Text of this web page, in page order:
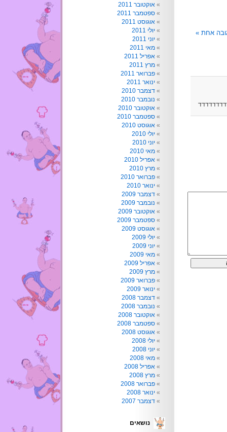
אחת »
אוקטובר 2011
ספטמבר 2011
אוגוסט 2011
יולי 2011
יוני 2011
מאי 2011
אפריל 2011
מרץ 2011
פברואר 2011
ינואר 2011
דצמבר 2010
נובמבר 2010
אוקטובר 2010
ספטמבר 2010
אוגוסט 2010
יולי 2010
יוני 2010
מאי 2010
אפריל 2010
מרץ 2010
פברואר 2010
ינואר 2010
דצמבר 2009
נובמבר 2009
אוקטובר 2009
ספטמבר 2009
אוגוסט 2009
יולי 2009
יוני 2009
מאי 2009
אפריל 2009
מרץ 2009
פברואר 2009
ינואר 2009
דצמבר 2008
נובמבר 2008
אוקטובר 2008
ספטמבר 2008
אוגוסט 2008
יולי 2008
יוני 2008
מאי 2008
אפריל 2008
מרץ 2008
פברואר 2008
ינואר 2008
דצמבר 2007
נושאים